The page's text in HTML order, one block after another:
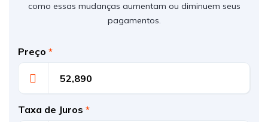
como essas mudanças aumentam ou diminuem seus
pagamentos.
Preço *
Taxa de Juros *